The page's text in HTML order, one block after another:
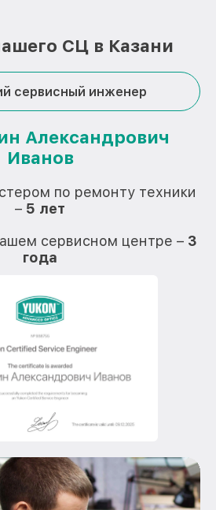
СЦ в Казани
сервисный инженер
Александрович
Иванов
по ремонту техники
– 5 лет
сервисном центре – 3
года